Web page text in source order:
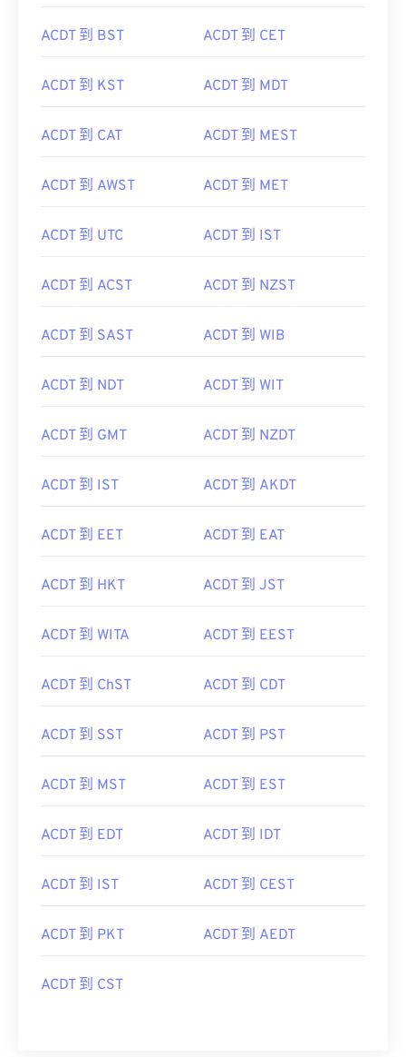
ACDT 到 BST ACDT 到 CET
ACDT 到 KST ACDT 到 MDT
ACDT 到 CAT ACDT 到 MEST
ACDT 到 AWST ACDT 到 MET
ACDT 到 UTC ACDT 到 IST
ACDT 到 ACST ACDT 到 NZST
ACDT 到 SAST ACDT 到 WIB
ACDT 到 NDT ACDT 到 WIT
ACDT 到 GMT ACDT 到 NZDT
ACDT 到 IST ACDT 到 AKDT
ACDT 到 EET ACDT 到 EAT
ACDT 到 HKT ACDT 到 JST
ACDT 到 WITA ACDT 到 EEST
ACDT 到 ChST ACDT 到 CDT
ACDT 到 SST ACDT 到 PST
ACDT 到 MST ACDT 到 EST
ACDT 到 EDT ACDT 到 IDT
ACDT 到 IST ACDT 到 CEST
ACDT 到 PKT ACDT 到 AEDT
ACDT 到 CST